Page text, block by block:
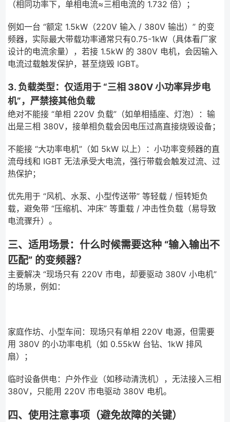
（相同功率下，单相电流≈三相电流的 1.732 倍）；
例如一台 “额定 1.5kW（220V 输入 / 380V 输出）” 的变
频器，实际最大带载功率通常只有0.75-1kW（具体看厂家
设计的电流余量），若接 1.5kW 的 380V 电机，会因输入
电流过载触发保护，甚至烧毁 IGBT。
3. 负载类型：仅适用于 “三相 380V 小功率异步电
机”，严禁接其他负载
绝对不能接 “单相 220V 负载”（如单相插座、灯泡）：输
出是三相 380V，接单相负载会因电压过高直接烧毁设备；
不能接 “大功率电机”（如 5kW 以上）：小功率变频器的直
流母线和 IGBT 无法承受大电流，强行带载会触发过流、过
热保护；
优先用于 “风机、水泵、小型传送带” 等轻载 / 恒转矩负
载，避免带 “压缩机、冲床” 等重载 / 冲击性负载（易导致
电流骤升）。
三、适用场景：什么时候需要这种 “输入输出不
匹配” 的变频器？
主要解决 “现场只有 220V 市电，却要驱动 380V 小电机”
的场景，例如：
家庭作坊、小型车间：现场只有单相 220V 电源，但需要
用 380V 的小功率电机（如 0.55kW 台钻、1kW 排风
扇）；
临时设备供电：户外作业（如移动清洗机），无法接入三相
380V，只能用 220V 市电驱动 380V 电机。
四、使用注意事项（避免故障的关键）